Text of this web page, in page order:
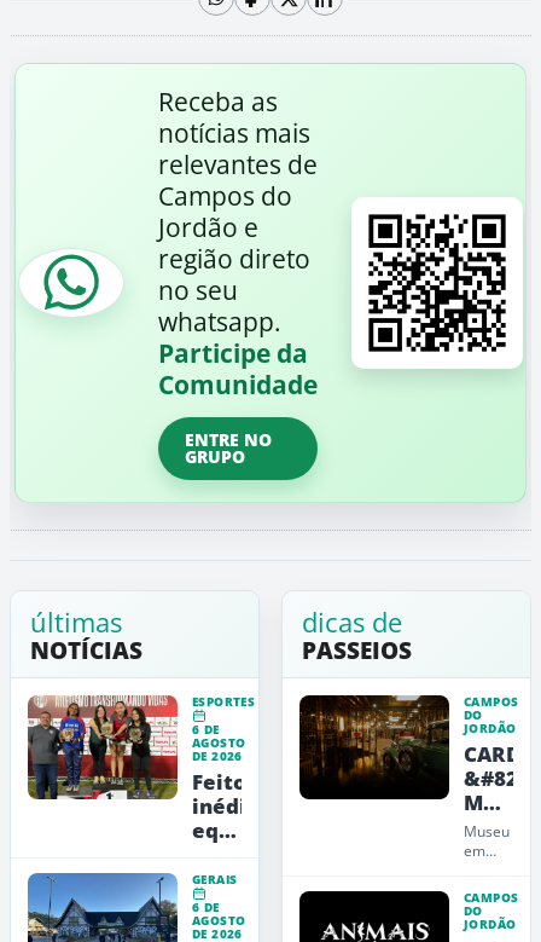
Receba as
notícias mais
relevantes de
Campos do
Jordão e
região direto
no seu
whatsapp.
Participe da
Comunidade
ENTRE NO
GRUPO
últimas
NOTÍCIAS
ESPORTES
6 DE
AGOSTO
DE 2026
Feito
inédito:
equipe
jordanense
conquista
título
GERAIS
6 DE
AGOSTO
DE 2026
dicas de
PASSEIOS
CAMPOS
DO
JORDÃO
CARDE
Museu
de
Arte,
e
Museu
em
do
Jordão
que
CAMPOS
DO
JORDÃO